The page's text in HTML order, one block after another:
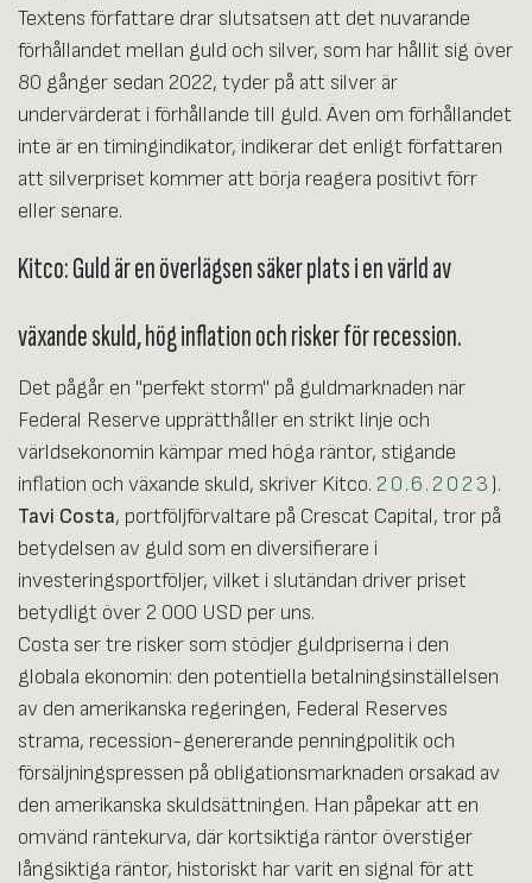
Textens författare drar slutsatsen att det nuvarande
förhållandet mellan guld och silver, som har hållit sig över
80 gånger sedan 2022, tyder på att silver är
undervärderat i förhållande till guld. Även om förhållandet
inte är en timingindikator, indikerar det enligt författaren
att silverpriset kommer att börja reagera positivt förr
eller senare.
Kitco: Guld är en överlägsen säker plats i en värld av
växande skuld, hög inflation och risker för recession.
Det pågår en "perfekt storm" på guldmarknaden när
Federal Reserve upprätthåller en strikt linje och
världsekonomin kämpar med höga räntor, stigande
inflation och växande skuld, skriver Kitco. 20.6.2023 ).
Tavi Costa, portföljförvaltare på Crescat Capital, tror på
betydelsen av guld som en diversifierare i
investeringsportföljer, vilket i slutändan driver priset
betydligt över 2 000 USD per uns.
Costa ser tre risker som stödjer guldpriserna i den
globala ekonomin: den potentiella betalningsinställelsen
av den amerikanska regeringen, Federal Reserves
strama, recession-genererande penningpolitik och
försäljningspressen på obligationsmarknaden orsakad av
den amerikanska skuldsättningen. Han påpekar att en
omvänd räntekurva, där kortsiktiga räntor överstiger
långsiktiga räntor, historiskt har varit en signal för att